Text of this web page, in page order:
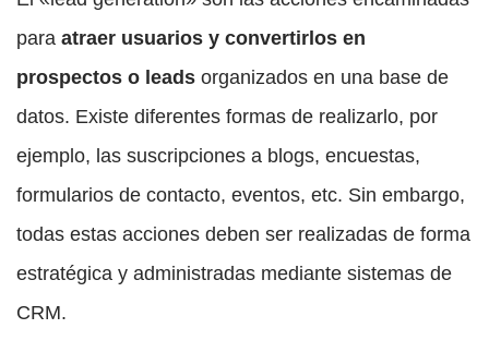
para atraer usuarios y convertirlos en
prospectos o leads organizados en una base de
datos. Existe diferentes formas de realizarlo, por
ejemplo, las suscripciones a blogs, encuestas,
formularios de contacto, eventos, etc. Sin embargo,
todas estas acciones deben ser realizadas de forma
estratégica y administradas mediante sistemas de
CRM.